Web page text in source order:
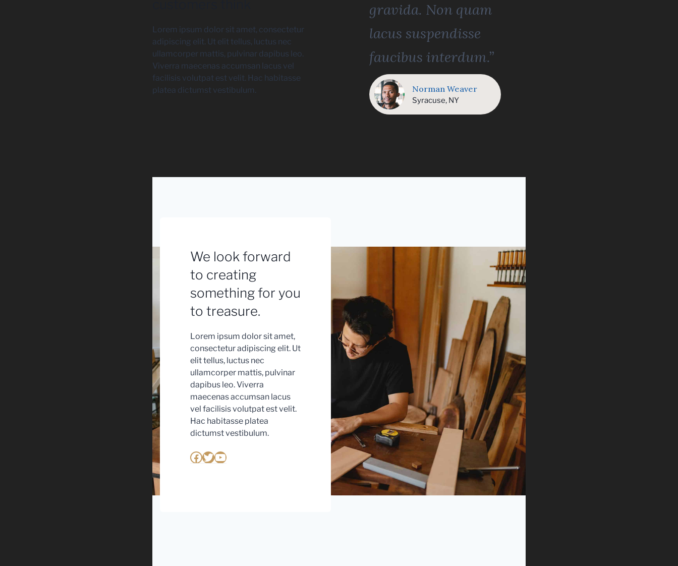
Lorem ipsum dolor sit amet, consectetur
adipiscing elit. Ut elit tellus, luctus nec
ullamcorper mattis, pulvinar dapibus leo.
Viverra maecenas accumsan lacus vel
facilisis volutpat est velit. Hac habitasse
platea dictumst vestibulum.
gravida. Non quam
lacus suspendisse
faucibus interdum.”
Norman Weaver
Syracuse, NY
We look forward
to creating
something for you
to treasure.
Lorem ipsum dolor sit amet,
consectetur adipiscing elit. Ut
elit tellus, luctus nec
ullamcorper mattis, pulvinar
dapibus leo. Viverra
maecenas accumsan lacus
vel facilisis volutpat est velit.
Hac habitasse platea
dictumst vestibulum.
Facebook
Twitter
YouTube